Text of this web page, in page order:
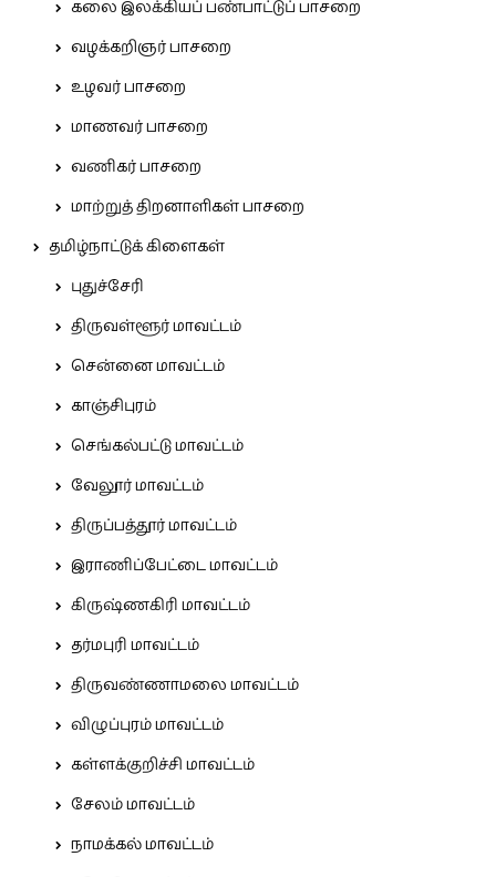
கலை இலக்கியப் பண்பாட்டுப் பாசறை
வழக்கறிஞர் பாசறை
உழவர் பாசறை
மாணவர் பாசறை
வணிகர் பாசறை
மாற்றுத் திறனாளிகள் பாசறை
தமிழ்நாட்டுக் கிளைகள்
புதுச்சேரி
திருவள்ளூர் மாவட்டம்
சென்னை மாவட்டம்
காஞ்சிபுரம்
செங்கல்பட்டு மாவட்டம்
வேலூர் மாவட்டம்
திருப்பத்தூர் மாவட்டம்
இராணிப்பேட்டை மாவட்டம்
கிருஷ்ணகிரி மாவட்டம்
தர்மபுரி மாவட்டம்
திருவண்ணாமலை மாவட்டம்
விழுப்புரம் மாவட்டம்
கள்ளக்குறிச்சி மாவட்டம்
சேலம் மாவட்டம்
நாமக்கல் மாவட்டம்